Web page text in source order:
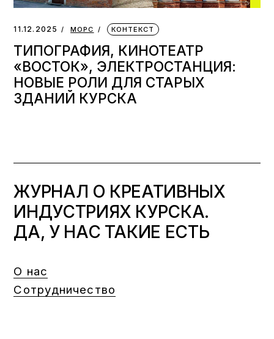
11.12.2025 МОРС КОНТЕКСТ
ТИПОГРАФИЯ, КИНОТЕАТР
«ВОСТОК», ЭЛЕКТРОСТАНЦИЯ:
НОВЫЕ РОЛИ ДЛЯ СТАРЫХ
ЗДАНИЙ КУРСКА
ЖУРНАЛ О КРЕАТИВНЫХ
ИНДУСТРИЯХ КУРСКА.
ДА, У НАС ТАКИЕ ЕСТЬ
О нас
Сотрудничество